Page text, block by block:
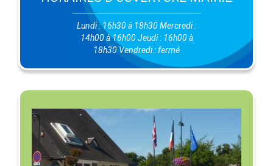
Lundi : 16h30 à 18h30 Mercredi :
14h00 à 16h00 Jeudi : 16h00 à
18h30 Vendredi : fermé